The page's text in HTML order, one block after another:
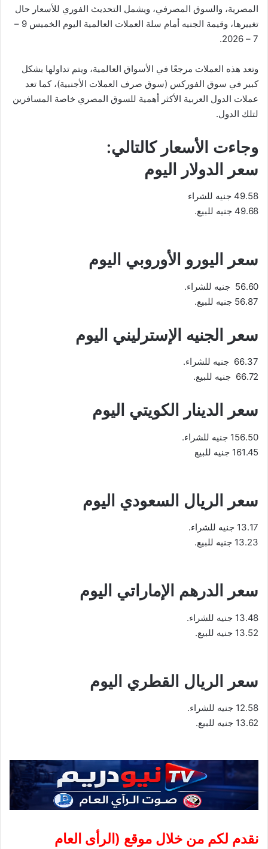
المصرية، والسوق المصرفي، ويشمل التحديث الفوري للأسعار حال
تغييرها، وقيمة الجنيه أمام سلة العملات العالمية اليوم الخميس 9 –
7 – 2026.
وتعد هذه العملات مرجعًا في الأسواق العالمية، ويتم تداولها بشكل
كبير في سوق الفوركس (سوق صرف العملات الأجنبية)، كما تعد
عملات الدول العربية الأكثر أهمية للسوق المصري خاصة المسافرين
لتلك الدول.
وجاءت الأسعار كالتالي:
49.58 جنيه للشراء
49.68 جنيه للبيع.
سعر اليورو الأوروبي اليوم
56.60 جنيه للشراء.
56.87 جنيه للبيع.
سعر الجنيه الإسترليني اليوم
66.37 جنيه للشراء.
66.72 جنيه للبيع.
سعر الدينار الكويتي اليوم
156.50 جنيه للشراء.
161.45 جنيه للبيع
سعر الريال السعودي اليوم
13.17 جنيه للشراء.
13.23 جنيه للبيع.
سعر الدرهم الإماراتي اليوم
13.48 جنيه للشراء.
13.52 جنيه للبيع.
سعر الريال القطري اليوم
12.58 جنيه للشراء.
13.62 جنيه للبيع.
نقدم لكم من خلال موقع ( الرأى العام